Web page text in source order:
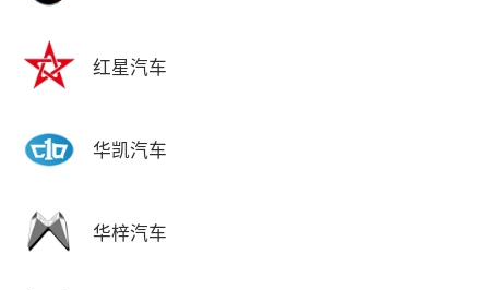
红星汽车
华凯汽车
华梓汽车